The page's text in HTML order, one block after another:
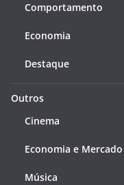
Comportamento
Economia
Destaque
Outros
Cinema
Economia e Mercado
Música